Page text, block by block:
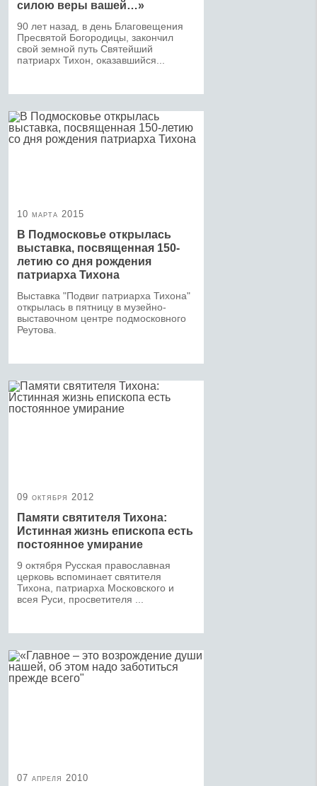
силою веры вашей…»
90 лет назад, в день Благовещения
Пресвятой Богородицы, закончил
свой земной путь Святейший
патриарх Тихон, оказавшийся...
10 марта 2015
В Подмосковье открылась
выставка, посвященная 150-
летию со дня рождения
патриарха Тихона
Выставка "Подвиг патриарха Тихона"
открылась в пятницу в музейно-
выставочном центре подмосковного
Реутова.
09 октября 2012
Памяти святителя Тихона:
Истинная жизнь епископа есть
постоянное умирание
9 октября Русская православная
церковь вспоминает святителя
Тихона, патриарха Московского и
всея Руси, просветителя ...
07 апреля 2010